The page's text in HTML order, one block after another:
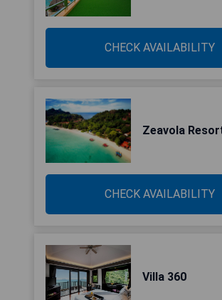
CHECK AVAILABILITY
Zeavola
CHECK AVAILABILITY
Villa 360